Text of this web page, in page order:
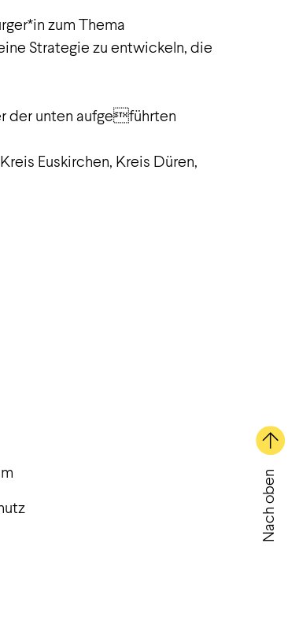
zum Thema
Strategie zu entwickeln, die
der unten aufgeführten
Euskirchen, Kreis Düren,
Nach oben